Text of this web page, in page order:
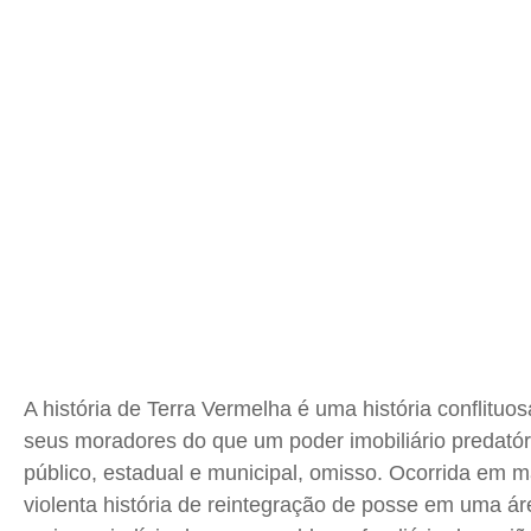
A história de Terra Vermelha é uma história
seus moradores do que um poder imobiliário
público, estadual e municipal, omisso. Ocorrida em
violenta história de reintegração de posse em uma